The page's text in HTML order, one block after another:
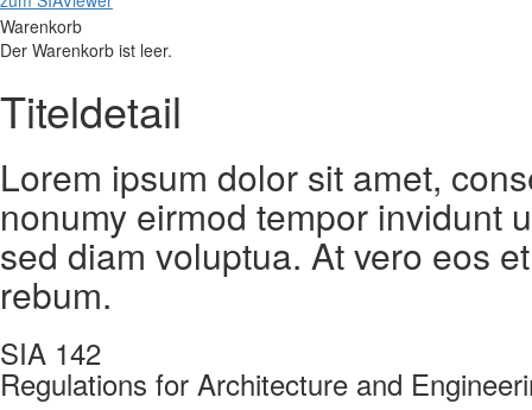
Warenkorb
Der Warenkorb ist leer.
Titeldetail
Lorem ipsum dolor sit amet,
nonumy eirmod tempor invidunt
sed diam voluptua. At vero eos
rebum.
SIA 142
Regulations for Architecture and